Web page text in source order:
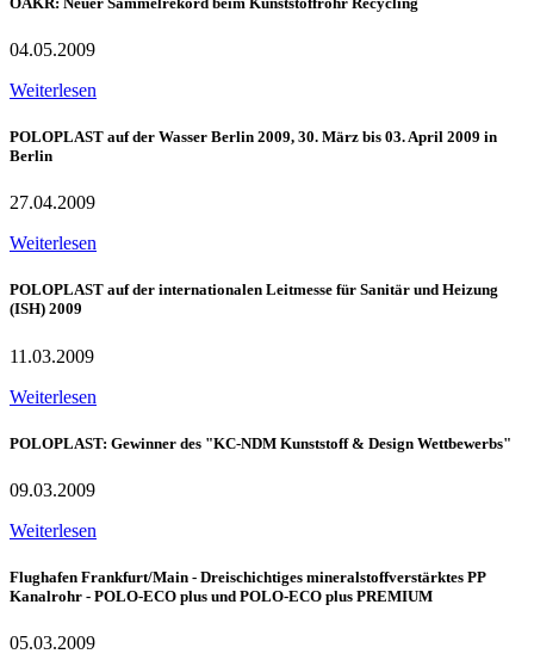
04.05.2009
Weiterlesen
POLOPLAST auf der Wasser Berlin 2009, 30. März bis 03. April 2009 in
Berlin
27.04.2009
Weiterlesen
POLOPLAST auf der internationalen Leitmesse für Sanitär und Heizung
(ISH) 2009
11.03.2009
Weiterlesen
POLOPLAST: Gewinner des "KC-NDM Kunststoff & Design Wettbewerbs"
09.03.2009
Weiterlesen
Flughafen Frankfurt/Main - Dreischichtiges mineralstoffverstärktes PP
Kanalrohr - POLO-ECO plus und POLO-ECO plus PREMIUM
05.03.2009